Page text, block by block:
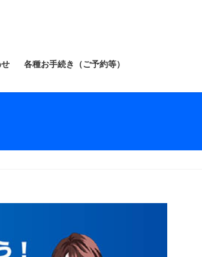
各種お手続き（ご予約等）